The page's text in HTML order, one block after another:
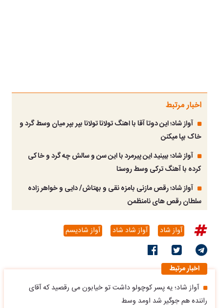
اخبار مرتبط
آواز شاد؛ این دوتا آقا با اهنگ تولانا تولانا بپر بپر میان وسط گرد و
خاک بپا میکنن
آواز شاد؛ ببینید این پیرمرد با این سن و سالش چه گرد و خاکی
کرده با آهنگ ترکی وسط روستا
آواز شاد؛ رقص مازنی بامزه نقی و بهتاش/ دایی و خواهر زاده
سلطان رقص های نامنظمن
آواز شاد آواز شاد شاد آواز شادیسم
اخبار مرتبط
آواز شاد؛ یه پسر کوچولو داشت تو خیابون می رقصید که آقای
راننده هم جوگیر شد اومد وسط